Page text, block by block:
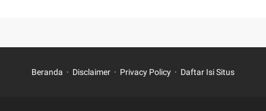
Beranda Disclaimer Privacy Policy Daftar Isi Situs